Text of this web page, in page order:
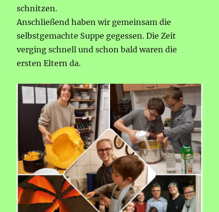
schnitzen.
Anschließend haben wir gemeinsam die
selbstgemachte Suppe gegessen. Die Zeit
verging schnell und schon bald waren die
ersten Eltern da.